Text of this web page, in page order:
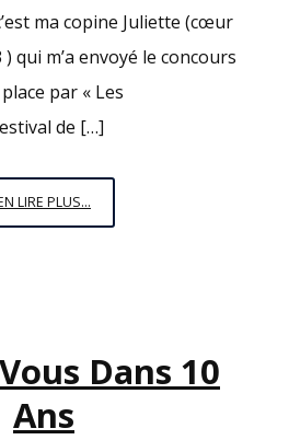
ma copine Juliette (cœur
qui m’a envoyé le concours
par « Les
de […]
LIRE PLUS...
NOUVELLE,
Dans 10
Ans